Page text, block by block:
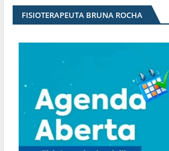
FISIOTERAPEUTA BRUNA ROCHA